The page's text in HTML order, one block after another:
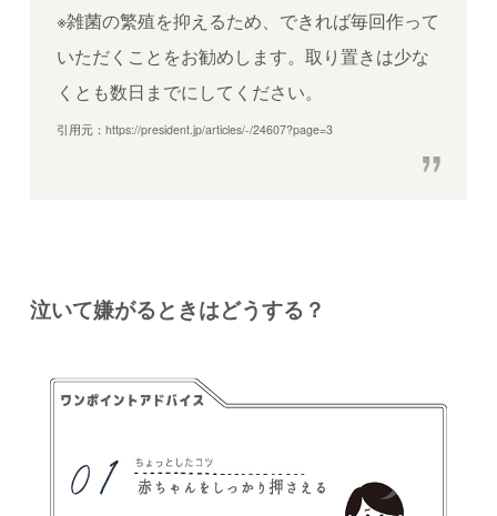
※雑菌の繁殖を抑えるため、できれば毎回作って
いただくことをお勧めします。取り置きは少な
くとも数日までにしてください。
引用元： https://president.jp/articles/-/24607?page=3
泣いて嫌がるときはどうする？